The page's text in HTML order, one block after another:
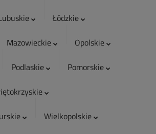
Łódzkie
Mazowieckie
Opolskie
Podlaskie
Pomorskie
Wielkopolskie